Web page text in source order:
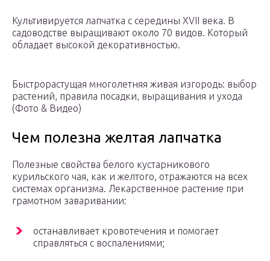
Культивируется лапчатка с середины XVII века. В
садоводстве выращивают около 70 видов. Который
обладает высокой декоративностью.
Быстрорастущая многолетняя живая изгородь: выбор
растений, правила посадки, выращивания и ухода
(Фото & Видео)
Чем полезна желтая лапчатка
Полезные свойства белого кустарникового
курильского чая, как и желтого, отражаются на всех
системах организма. Лекарственное растение при
грамотном заваривании:
останавливает кровотечения и помогает
справляться с воспалениями;